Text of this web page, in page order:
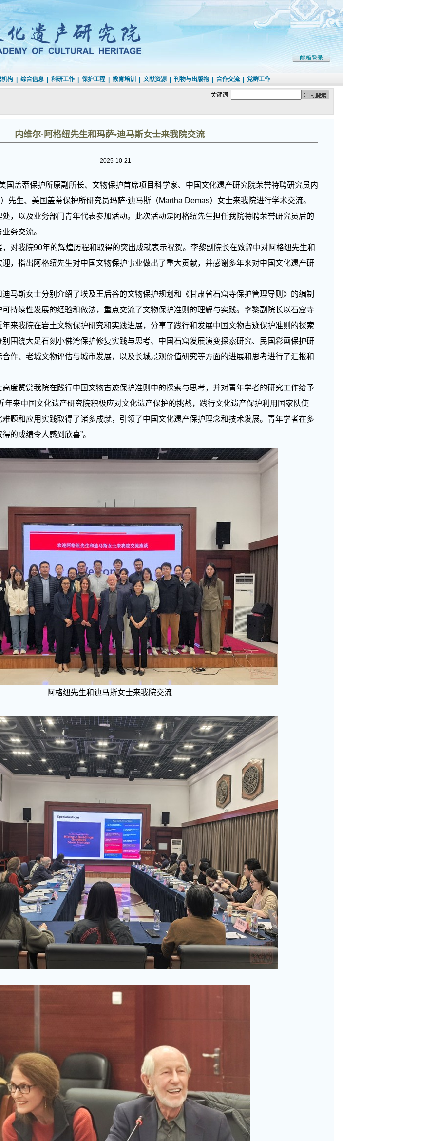
机构 综合信息 科研工作 保护工程 教育培训 文献资源 刊物与出版物 合作交流 党群工作
关键词:
内维尔·阿格纽先生和玛萨•迪马斯女士来我院交流
2025-10-21
盖蒂保护所原副所长、文物保护首席项目科学家、中国文化遗产研究院荣誉特聘研究员内
先生、美国盖蒂保护所研究员玛萨·迪马斯（Martha Demas）女士来我院进行学术交流。
，以及业务部门青年代表参加活动。此次活动是阿格纽先生担任我院特聘荣誉研究员后的
务交流。
我院90年的辉煌历程和取得的突出成就表示祝贺。李黎副院长在致辞中对阿格纽先生和
，指出阿格纽先生对中国文物保护事业做出了重大贡献，并感谢多年来对中国文化遗产研
斯女士分别介绍了埃及王后谷的文物保护规划和《甘肃省石窟寺保护管理导则》的编制
持续性发展的经验和做法，重点交流了文物保护准则的理解与实践。李黎副院长以石窟寺
来我院在岩土文物保护研究和实践进展，分享了践行和发展中国文物古迹保护准则的探索
围绕大足石刻小佛湾保护修复实践与思考、中国石窟发展演变探索研究、民国彩画保护研
作、老城文物评估与城市发展，以及长城景观价值研究等方面的进展和思考进行了汇报和
赞赏我院在践行中国文物古迹保护准则中的探索与思考，并对青年学者的研究工作给予
年来中国文化遗产研究院积极应对文化遗产保护的挑战，践行文化遗产保护利用国家队使
题和应用实践取得了诸多成就，引领了中国文化遗产保护理念和技术发展。青年学者在多
的成绩令人感到欣喜”。
阿格纽先生和迪马斯女士来我院交流